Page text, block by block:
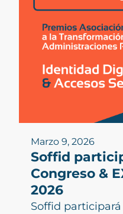
Marzo 9, 2026
Soffid
Congreso &
2026
Soffid